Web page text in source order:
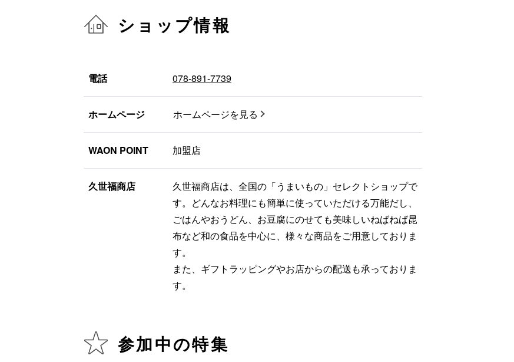
ショップ情報
電話 078-891-7739
ホームページ ホームページを見る
WAON POINT 加盟店
久世福商店
久世福商店は、全国の「うまいもの」セレクトショップで
す。どんなお料理にも簡単に使っていただける万能だし、
ごはんやおうどん、お豆腐にのせても美味しいねばねば昆
布など和の食品を中心に、様々な商品をご用意しておりま
す。
また、ギフトラッピングやお店からの配送も承っておりま
す。
参加中の特集